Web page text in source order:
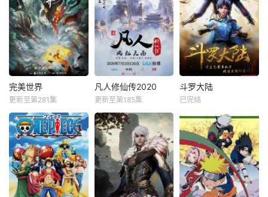
完美世界
更新至第281集
凡人修仙传2020
更新至第185集
斗罗大陆
已完结